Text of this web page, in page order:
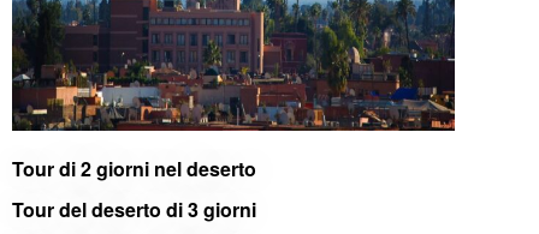
Tour di 2 giorni nel deserto
Tour del deserto di 3 giorni